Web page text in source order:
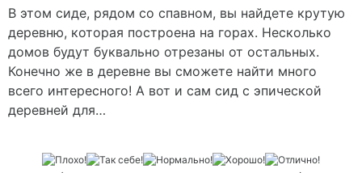
В этом сиде, рядом со спавном, вы найдете крутую
деревню, которая построена на горах. Несколько
домов будут буквально отрезаны от остальных.
Конечно же в деревне вы сможете найти много
всего интересного! А вот и сам сид с эпической
деревней для…